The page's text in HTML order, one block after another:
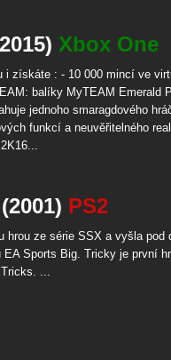
Xbox One
i získáte : - 10 000 mincí ve
balíky MyTEAM Emerald
jednoho smaragdového
funkcí a neuvěřitelného
PS2
hrou ze série SSX a vyšla pod
Sports Big. Tricky je první
Tricks. ...